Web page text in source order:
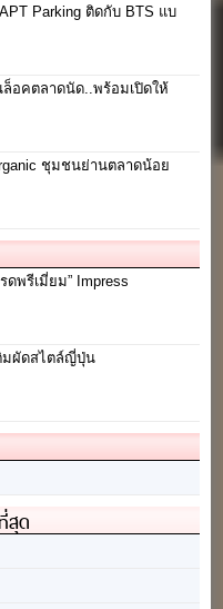
Parking ติดกับ BTS แบ
ล็อคตลาดนัด..พร้อมเปิดให้
ชุมชนย่านตลาดน้อย
พรีเมี่ยม” Impress
มผัดสไตล์ญี่ปุ่น
สุด